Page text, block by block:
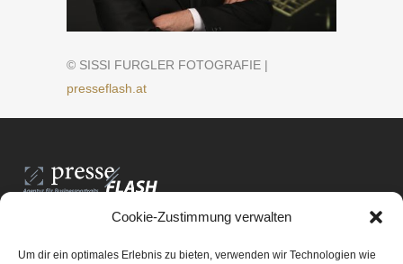
Cookie-Zustimmung verwalten
Um dir ein optimales Erlebnis zu bieten, verwenden wir Technologien wie
© SISSI FURGLER FOTOGRAFIE |
presseflash.at
PresseFlash e.U.